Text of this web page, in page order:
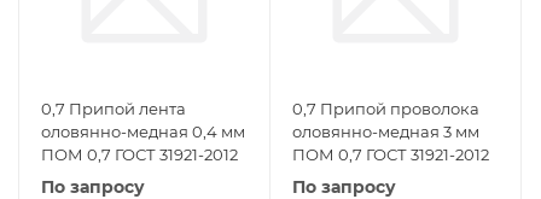
0,7 Припой лента
оловянно-медная 0,4 мм
ПОМ 0,7 ГОСТ 31921-2012
По запросу
0,7 Припой проволока
оловянно-медная 3 мм
ПОМ 0,7 ГОСТ 31921-2012
По запросу